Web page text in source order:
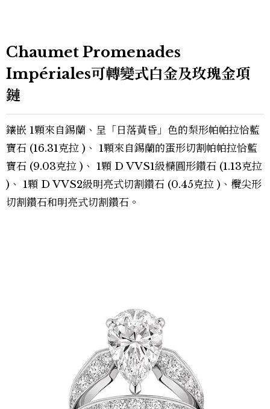
Chaumet Promenades
Impériales可轉變式白金及玫瑰金項
鏈
鑲嵌 1顆來自錫蘭、呈「日落黃昏」色的梨形帕帕拉恰藍
寶石 (16.31克拉 )、 1顆來自錫蘭的蛋形切割帕帕拉恰藍
寶石 (9.03克拉 )、 1顆 D VVS1級橢圓形鑽石 (1.13克拉
)、 1顆 D VVS2級明亮式切割鑽石 (0.45克拉 )、欖尖形
切割鑽石和明亮式切割鑽石。